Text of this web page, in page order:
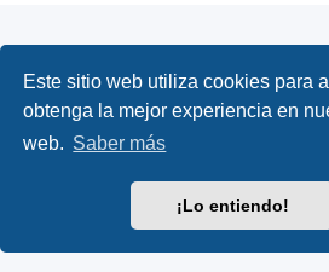
Este sitio web utiliza cookies para
obtenga la mejor experiencia en
web. Saber más
¡Lo entiendo!